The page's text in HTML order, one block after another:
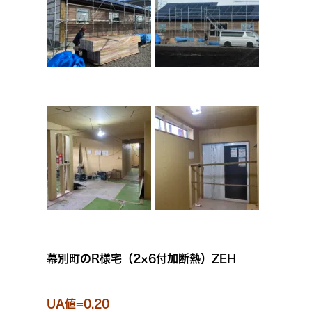
幕別町のR様宅（2×6付加断熱）ZEH
UA値=0.20